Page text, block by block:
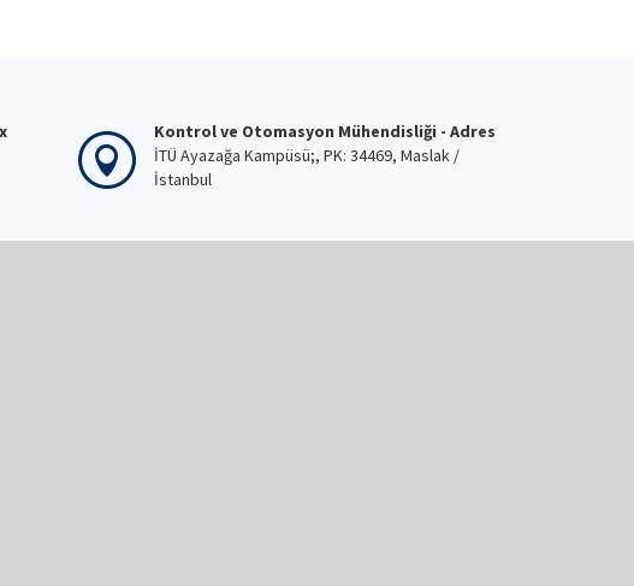
Kontrol ve Otomasyon Mühendisliği - Adres
İTÜ Ayazağa Kampüsü;, PK: 34469, Maslak /
İstanbul